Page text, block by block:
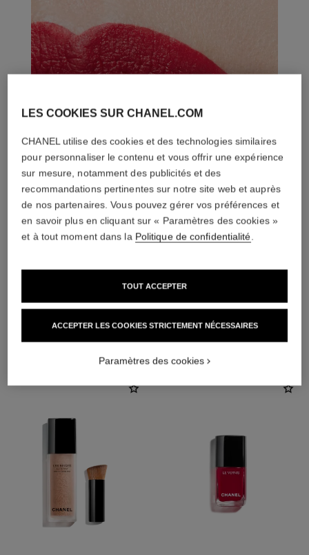
L'ACCORD PARFAIT
LES COOKIES SUR CHANEL.COM
CHANEL utilise des cookies et des technologies similaires
pour personnaliser le contenu et vous offrir une expérience
sur mesure, notamment des publicités et des
recommandations pertinentes sur notre site web et auprès
de nos partenaires. Vous pouvez gérer vos préférences et
en savoir plus en cliquant sur « Paramètres des cookies »
et à tout moment dans la Politique de confidentialité.
ACCEPTER LES COOKIES STRICTEMENT NÉCESSAIRES
TOUT ACCEPTER
Paramètres des cookies